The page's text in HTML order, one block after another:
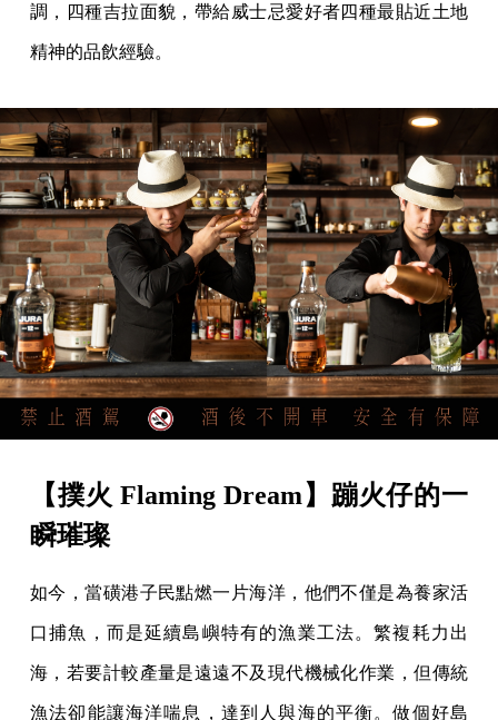
調，四種吉拉面貌，帶給威士忌愛好者四種最貼近土地
精神的品飲經驗。
【撲火 Flaming Dream】蹦火仔的一
瞬璀璨
如今，當磺港子民點燃一片海洋，他們不僅是為養家活
口捕魚，而是延續島嶼特有的漁業工法。繁複耗力出
海，若要計較產量是遠遠不及現代機械化作業，但傳統
漁法卻能讓海洋喘息，達到人與海的平衡。做個好島